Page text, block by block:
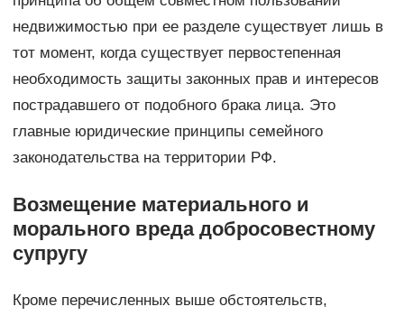
недвижимостью при ее разделе существует лишь в
тот момент, когда существует первостепенная
необходимость защиты законных прав и интересов
пострадавшего от подобного брака лица. Это
главные юридические принципы семейного
законодательства на территории РФ.
Возмещение материального и
морального вреда добросовестному
супругу
Кроме перечисленных выше обстоятельств,